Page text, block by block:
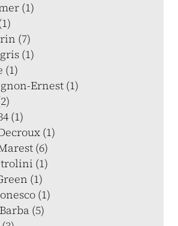
(1)
(7)
(1)
(1)
Ernest (1)
(1)
(1)
(6)
(1)
(1)
(1)
(5)